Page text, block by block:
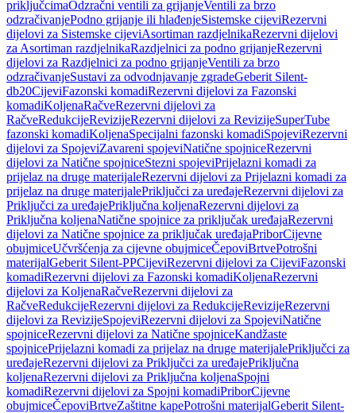
priključcimaOdzračni ventili za grijanjeVentili za brzo
odzračivanjePodno grijanje ili hlađenjeSistemske cijeviRezervni
dijelovi za Sistemske cijeviAsortiman razdjelnikaRezervni dijelovi
za Asortiman razdjelnikaRazdjelnici za podno grijanjeRezervni
dijelovi za Razdjelnici za podno grijanjeVentili za brzo
odzračivanjeSustavi za odvodnjavanje zgradeGeberit Silent-
db20CijeviFazonski komadiRezervni dijelovi za Fazonski
komadiKoljenaRačveRezervni dijelovi za
RačveRedukcijeRevizijeRezervni dijelovi za RevizijeSuperTube
fazonski komadiKoljenaSpecijalni fazonski komadiSpojeviRezervni
dijelovi za SpojeviZavareni spojeviNatične spojniceRezervni
dijelovi za Natične spojniceStezni spojeviPrijelazni komadi za
prijelaz na druge materijaleRezervni dijelovi za Prijelazni komadi za
prijelaz na druge materijalePriključci za uređajeRezervni dijelovi za
Priključci za uređajePriključna koljenaRezervni dijelovi za
Priključna koljenaNatične spojnice za priključak uređajaRezervni
dijelovi za Natične spojnice za priključak uređajaPriborCijevne
obujmiceUčvršćenja za cijevne obujmiceČepoviBrtvePotrošni
materijalGeberit Silent-PPCijeviRezervni dijelovi za CijeviFazonski
komadiRezervni dijelovi za Fazonski komadiKoljenaRezervni
dijelovi za KoljenaRačveRezervni dijelovi za
RačveRedukcijeRezervni dijelovi za RedukcijeRevizijeRezervni
dijelovi za RevizijeSpojeviRezervni dijelovi za SpojeviNatične
spojniceRezervni dijelovi za Natične spojniceKandžaste
spojnicePrijelazni komadi za prijelaz na druge materijalePriključci za
uređajeRezervni dijelovi za Priključci za uređajePriključna
koljenaRezervni dijelovi za Priključna koljenaSpojni
komadiRezervni dijelovi za Spojni komadiPriborCijevne
obujmiceČepoviBrtveZaštitne kapePotrošni materijalGeberit Silent-